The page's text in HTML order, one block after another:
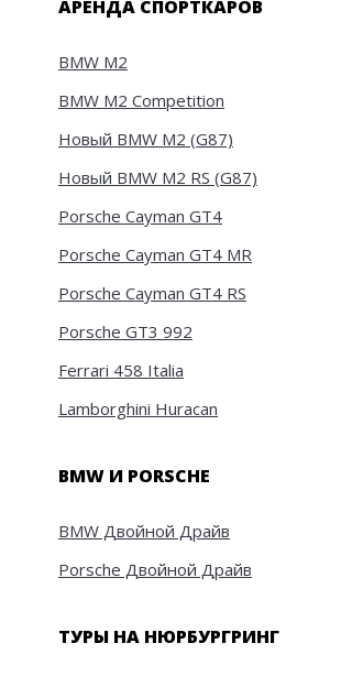
АРЕНДА СПОРТКАРОВ
BMW M2
BMW M2 Competition
Новый BMW M2 (G87)
Новый BMW M2 RS (G87)
Porsche Cayman GT4
Porsche Cayman GT4 MR
Porsche Cayman GT4 RS
Porsche GT3 992
Ferrari 458 Italia
Lamborghini Huracan
BMW И PORSCHE
BMW Двойной Драйв
Porsche Двойной Драйв
ТУРЫ НА НЮРБУРГРИНГ